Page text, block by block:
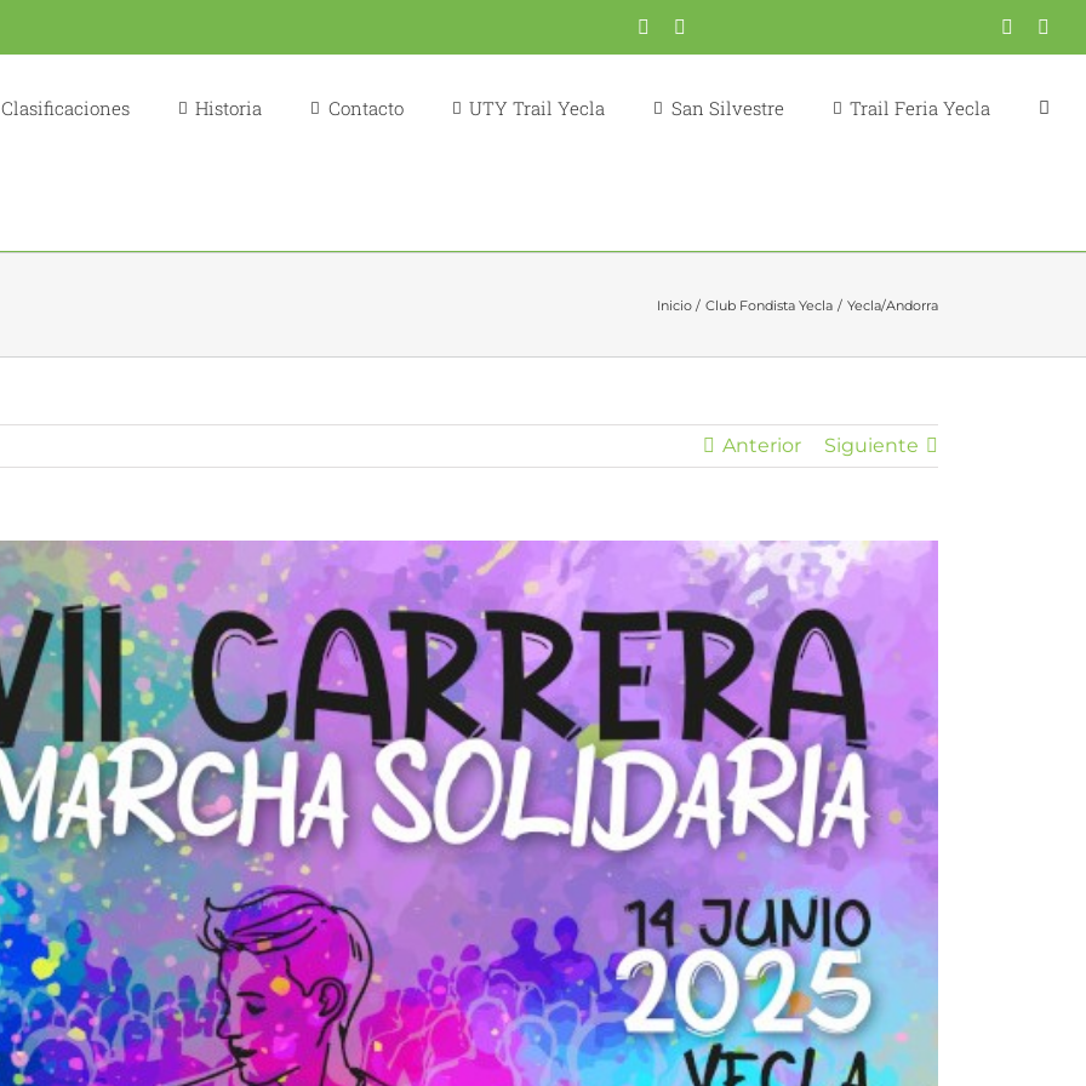
Correo
Clasificaciones Historia Contacto UTY Trail Yecla San Silvestre Trail Feria Yecla
Inicio Club Fondista Yecla Yecla/Andorra
Anterior Siguiente